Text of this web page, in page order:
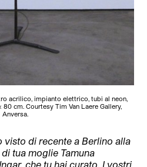
acrilico, impianto elettrico, tubi al neon,
cm. Courtesy Tim Van Laere Gallery,
Anversa.
visto di recente a Berlino alla
tua moglie Tamuna
che tu hai curato. I vostri